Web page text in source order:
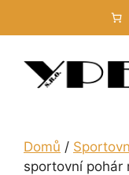
Domů /
sportovní pohár